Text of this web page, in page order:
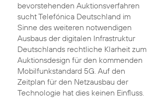
bevorstehenden Auktionsverfahren
sucht Telefónica Deutschland im
Sinne des weiteren notwendigen
Ausbaus der digitalen Infrastruktur
Deutschlands rechtliche Klarheit zum
Auktionsdesign für den kommenden
Mobilfunkstandard 5G. Auf den
Zeitplan für den Netzausbau der
Technologie hat dies keinen Einfluss.